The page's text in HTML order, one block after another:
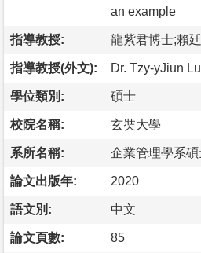
an example
指導教授: 龍紫君博士;賴
指導教授(外文): Dr. Tzy-yJiun
學位類別: 碩士
校院名稱: 玄奘大學
系所名稱: 企業管理學系
論文出版年: 2020
語文別: 中文
論文頁數: 85